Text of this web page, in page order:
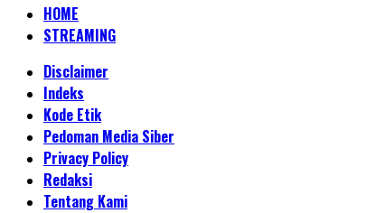
HOME
STREAMING
Disclaimer
Indeks
Kode Etik
Pedoman Media Siber
Privacy Policy
Redaksi
Tentang Kami